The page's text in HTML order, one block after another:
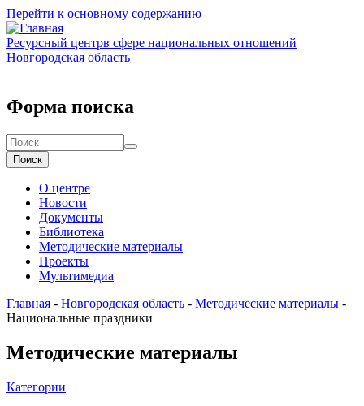
Перейти к основному содержанию
Ресурсный центрв сфере национальных отношений
Новгородская область
Форма поиска
Поиск
О центре
Новости
Документы
Библиотека
Методические материалы
Проекты
Мультимедиа
Главная - Новгородская область - Методические материалы -
Национальные праздники
Методические материалы
Категории